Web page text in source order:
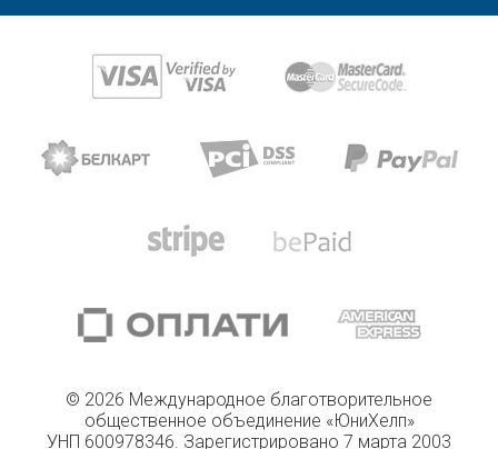
© 2026 Международное благотворительное
общественное объединение «ЮниХелп»
УНП 600978346. Зарегистрировано 7 марта 2003